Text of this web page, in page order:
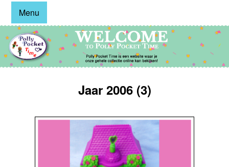
Menu
Jaar 2006 (3)